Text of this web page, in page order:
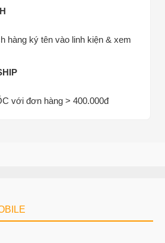
hàng ký tên vào linh kiện & xem
với đơn hàng > 400.000đ